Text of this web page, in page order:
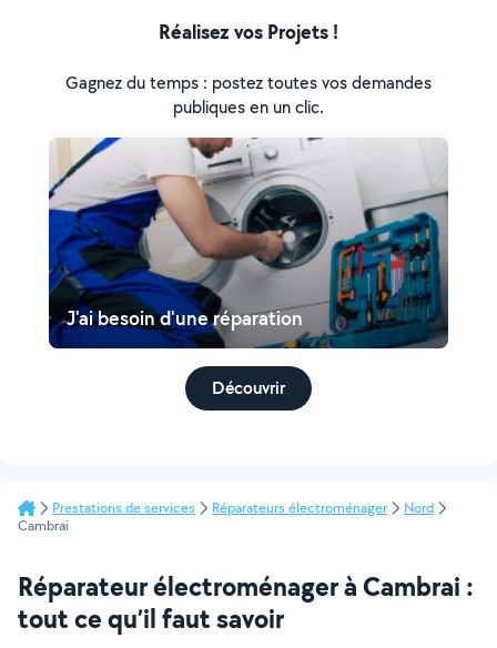
Réalisez vos Projets !
Gagnez du temps : postez toutes vos demandes
publiques en un clic.
J'ai besoin d'une réparation
Découvrir
Prestations de services Réparateurs électroménager
Nord
Cambrai
Réparateur électroménager à Cambrai :
tout ce qu’il faut savoir